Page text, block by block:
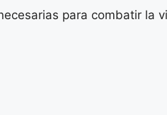
para combatir la